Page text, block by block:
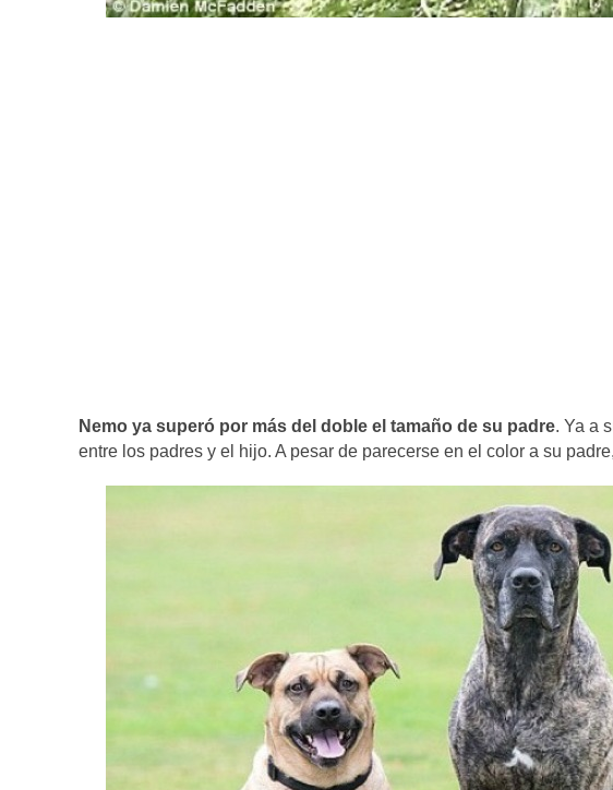
Nemo ya superó por más del doble el tamaño de su padre. Ya a
entre los padres y el hijo. A pesar de parecerse en el color a su